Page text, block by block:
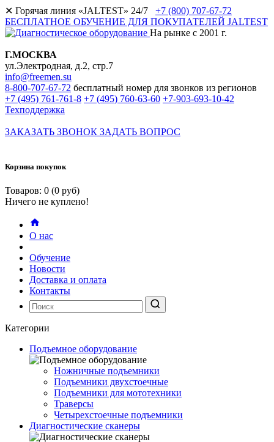
✕ Горячая линия «JALTEST» 24/7 +7 (800) 707-67-72
БЕСПЛАТНОЕ ОБУЧЕНИЕ ДЛЯ ПОКУПАТЕЛЕЙ JALTEST
На рынке с 2001 г.
Г.МОСКВА
ул.Электродная, д.2, стр.7
info@freemen.su
8-800-707-67-72 бесплатный номер для звонков из регионов
+7 (495) 761-761-8 +7 (495) 760-63-60 +7-903-693-10-42
Техподдержка
ЗАКАЗАТЬ ЗВОНОК ЗАДАТЬ ВОПРОС
Корзина покупок
Товаров: 0 (0 руб)
Ничего не куплено!
О нас
Обучение
Новости
Доставка и оплата
Контакты
Категории
Подъемное оборудование
Ножничные подъемники
Подъемники двухстоечные
Подъемники для мототехники
Траверсы
Четырехстоечные подъемники
Диагностические сканеры